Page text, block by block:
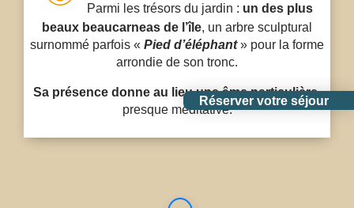
Réserver votre séjour
Parmi les trésors du jardin : un des plus
beaux beaucarneas de l’île, un arbre sculptural
surnommé parfois « Pied d’éléphant» pour la forme
arrondie de son tronc.
Sa présence donne au lieu une âme particulière,
presque méditative.